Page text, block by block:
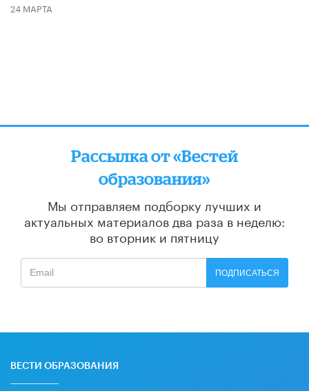
24 МАРТА
Рассылка от «Вестей
образования»
Мы отправляем подборку лучших и
актуальных материалов два раза в неделю:
во вторник и пятницу
ПОДПИСАТЬСЯ
ВЕСТИ ОБРАЗОВАНИЯ